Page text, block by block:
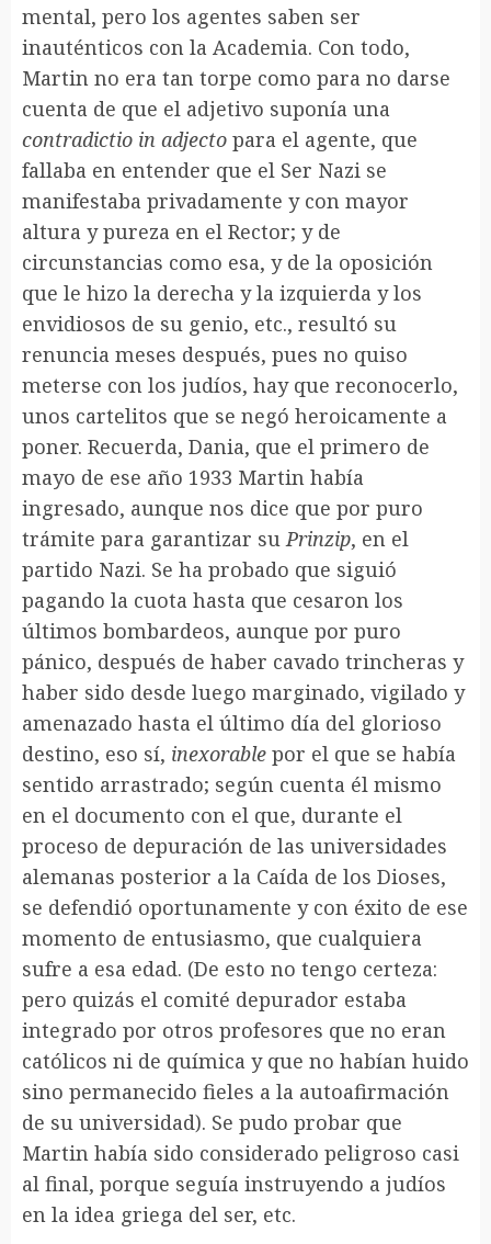
mental, pero los agentes saben ser
inauténticos con la Academia. Con todo,
Martin no era tan torpe como para no darse
cuenta de que el adjetivo suponía una
contradictio in adjecto para el agente, que
fallaba en entender que el Ser Nazi se
manifestaba privadamente y con mayor
altura y pureza en el Rector; y de
circunstancias como esa, y de la oposición
que le hizo la derecha y la izquierda y los
envidiosos de su genio, etc., resultó su
renuncia meses después, pues no quiso
meterse con los judíos, hay que reconocerlo,
unos cartelitos que se negó heroicamente a
poner. Recuerda, Dania, que el primero de
mayo de ese año 1933 Martin había
ingresado, aunque nos dice que por puro
trámite para garantizar suPrinzip, en el
partido Nazi. Se ha probado que siguió
pagando la cuota hasta que cesaron los
últimos bombardeos, aunque por puro
pánico, después de haber cavado trincheras y
haber sido desde luego marginado, vigilado y
amenazado hasta el último día del glorioso
destino, eso sí, inexorable por el que se había
sentido arrastrado; según cuenta él mismo
en el documento con el que, durante el
proceso de depuración de las universidades
alemanas posterior a la Caída de los Dioses,
se defendió oportunamente y con éxito de ese
momento de entusiasmo, que cualquiera
sufre a esa edad. (De esto no tengo certeza:
pero quizás el comité depurador estaba
integrado por otros profesores que no eran
católicos ni de química y que no habían huido
sino permanecido fieles a la autoafirmación
de su universidad). Se pudo probar que
Martin había sido considerado peligroso casi
al final, porque seguía instruyendo a judíos
en la idea griega del ser, etc.